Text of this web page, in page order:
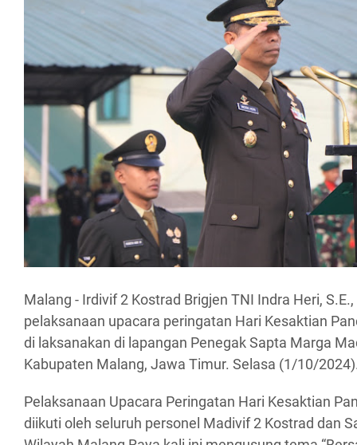
Malang - Irdivif 2 Kostrad Brigjen TNI Indra Heri,
pelaksanaan upacara peringatan Hari Kesaktian
di laksanakan di lapangan Penegak Sapta Marga
Kabupaten Malang, Jawa Timur. Selasa (1/10/
Pelaksanaan Upacara Peringatan Hari Kesaktian
diikuti oleh seluruh personel Madivif 2 Kostrad dan